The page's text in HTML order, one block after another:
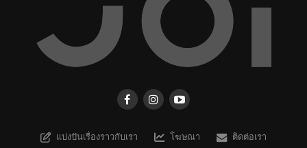
แบ่งปันเรื่องราวกับเรา โฆษณา ติดต่อเรา